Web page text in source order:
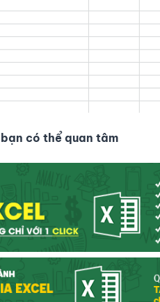
có thể quan tâm